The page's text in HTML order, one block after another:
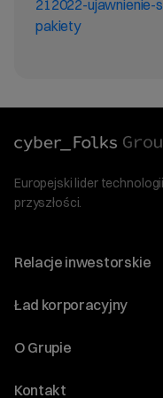
212022-ujawnienie-
pakiety
Europejski lider
przyszłości.
Relacje inwestorskie
Raporty
Ład korporacyjny
Walne Zgromadzenia
O Grupie
O Spółce
Kontakt